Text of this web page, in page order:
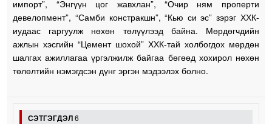
импорт”, “Энгүүн цог жавхлан”, “Очир ням проперти
девелопмент”, “Самби констракшн”, “Кью си эс” зэрэг ХХК-
иудаас гаргуулж нөхөн төлүүлээд байна. Мөрдөгчдийн
ажлын хэсгийн “Цемент шохой” ХХК-тай холбогдох мөрдөн
шалгах ажиллагаа үргэлжилж байгаа бөгөөд хохирол нөхөн
төлөлтийн нэмэгдсэн дүнг эргэн мэдээлэх болно.
СЭТГЭГДЭЛ6